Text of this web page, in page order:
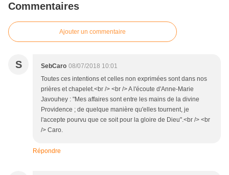
Commentaires
Ajouter un commentaire
S SebCaro 08/07/2018 10:01
Toutes ces intentions et celles non exprimées sont dans nos
prières et chapelet.<br /> <br /> A l'écoute d'Anne-Marie
Javouhey : "Mes affaires sont entre les mains de la divine
Providence ; de quelque manière qu'elles tournent, je
l'accepte pourvu que ce soit pour la gloire de Dieu".<br /> <br
/> Caro.
Répondre